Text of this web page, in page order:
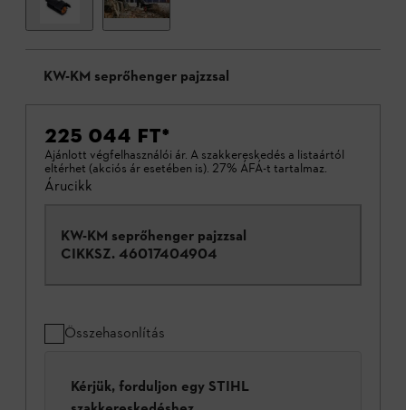
KW-KM seprőhenger pajzzsal
225 044 FT*
Ajánlott végfelhasználói ár. A szakkereskedés a listaártól
eltérhet (akciós ár esetében is). 27% ÁFÁ-t tartalmaz.
Árucikk
KW-KM seprőhenger pajzzsal
CIKKSZ. 46017404904
Összehasonlítás
Kérjük, forduljon egy STIHL